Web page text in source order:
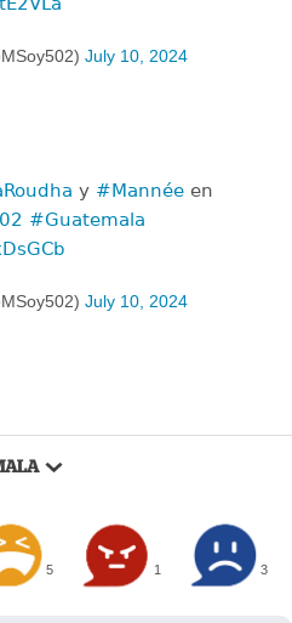
July 10, 2024
y #Mannée en
#Guatemala
July 10, 2024
5 1 3